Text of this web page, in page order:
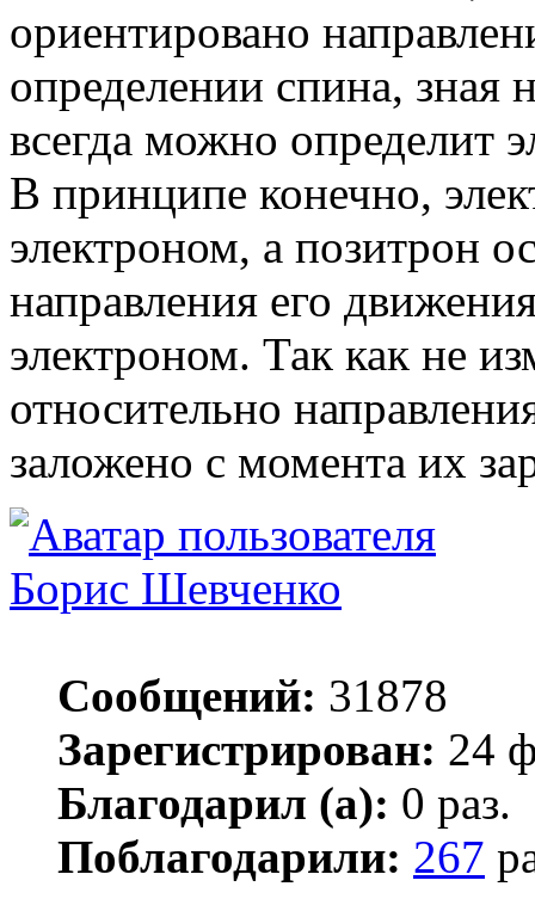
ориентировано
определении спина, зная
всегда можно определит
В принципе конечно,
электроном, а позитрон
направления его
электроном. Так как не
относительно
заложено с момента их
Борис Шевченко
Сообщений: 31878
Зарегистрирован: 24
Благодарил (а): 0 раз.
Поблагодарили: 267